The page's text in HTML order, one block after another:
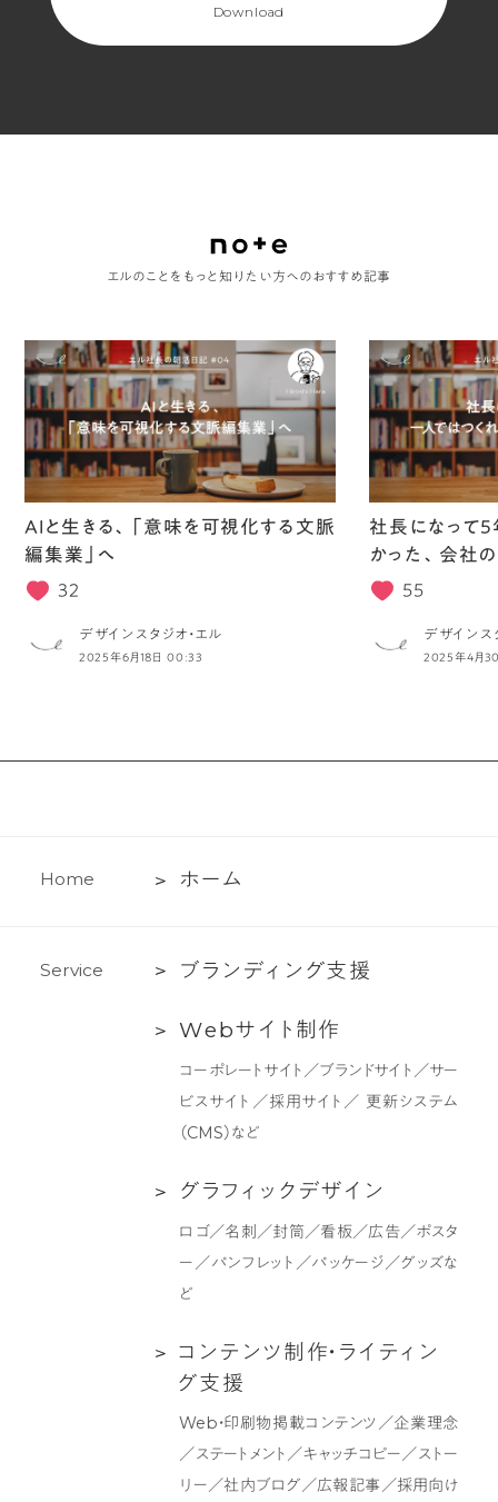
Download
エルのことをもっと知りたい方へのおすすめ記事
AIと生きる、「意味を可視化する文脈
編集業」へ
32
デザインスタジオ・エル
2025年6月18日 00:33
社長になって5
かった、会社
55
デザインス
2025年4月
Home
ホ
ホーム
Service
ブ
ン
支
ブラ ン ディ ン グ支援
Web
作
Webサ イ ト 制 作
コーポレートサイト／ブランドサイト／サー
ビスサイト／採用サイト／ 更新システム
（CMS）など
グ
ク
グラフ ィ ッ ク デザイ ン
ロゴ／名刺／封筒／看板／広告／ポスタ
ー／パンフレット／パッケージ／グッズな
ど
コ コ ン テ ン ツ制 作・ ラ イ ティ ン
グ支援
Web・印刷物掲載コンテンツ／企業理念
／ステートメント／キャッチコピー／ストー
リー／社内ブログ／広報記事／採用向け